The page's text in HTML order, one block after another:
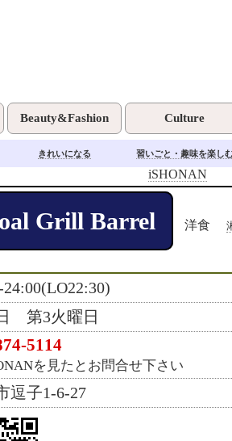
Beauty&Fashion Culture
きれいになる 習いごと・趣味を楽し
iSHONAN
Grill Barrel 洋食
24:00(LO22:30)
第3火曜日
5114
を見たとお問合せ下さい
逗子1-6-27